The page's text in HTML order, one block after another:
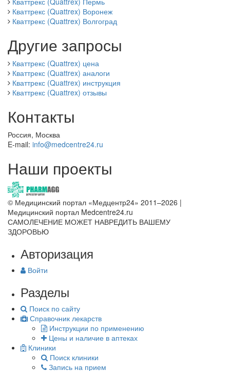
Кваттрекс (Quattrex) Воронеж
Кваттрекс (Quattrex) Волгоград
Другие запросы
Кваттрекс (Quattrex) цена
Кваттрекс (Quattrex) аналоги
Кваттрекс (Quattrex) инструкция
Кваттрекс (Quattrex) отзывы
Контакты
Россия, Москва
E-mail: info@medcentre24.ru
Наши проекты
© Медицинский портал «Медцентр24» 2011–2026 |
Медицинский портал Medcentre24.ru
САМОЛЕЧЕНИЕ МОЖЕТ НАВРЕДИТЬ ВАШЕМУ
ЗДОРОВЬЮ
Авторизация
Войти
Разделы
Поиск по сайту
Справочник лекарств
Инструкции по применению
Цены и наличие в аптеках
Клиники
Поиск клиники
Запись на прием